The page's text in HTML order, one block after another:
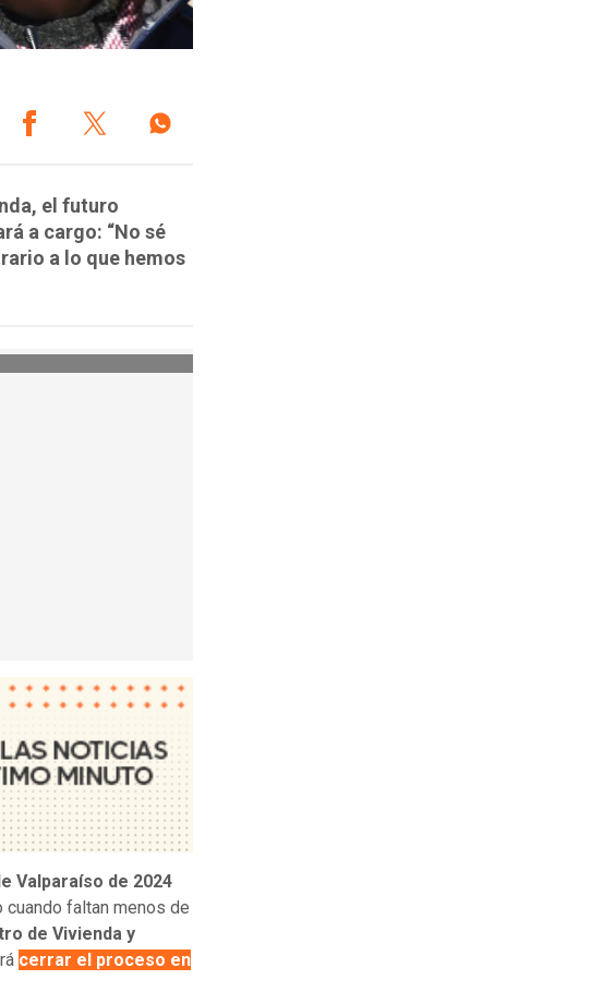
el futuro
a cargo: “No sé
a lo que hemos
Valparaíso de 2024
faltan menos de
de Vivienda y
cerrar el proceso en